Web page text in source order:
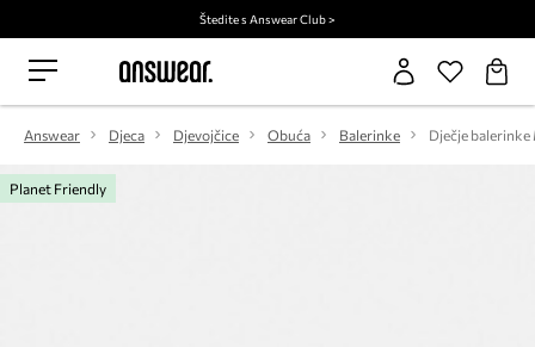
Štedite s Answear Club >
Answear Djeca Djevojčice Obuća Balerinke Dječje balerinke
Planet Friendly